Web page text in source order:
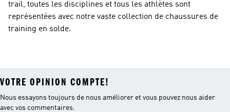
trail, toutes les disciplines et tous les athlètes sont
représentées avec notre vaste collection de chaussures de
training en solde.
VOTRE OPINION COMPTE!
Nous essayons toujours de nous améliorer et vous pouvez nous aider
avec vos commentaires.